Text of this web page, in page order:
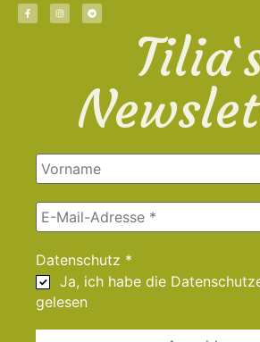
Datenschutz *
Ja, ich habe die
gelesen